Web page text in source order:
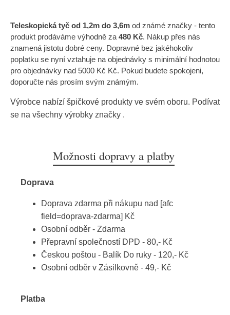
Teleskopická tyč od 1,2m do 3,6m od známé značky - tento
produkt prodáváme výhodně za 480 Kč. Nákup přes nás
znamená jistotu dobré ceny. Dopravné bez jakéhokoliv
poplatku se nyní vztahuje na objednávky s minimální hodnotou
pro objednávky nad 5000 Kč Kč. Pokud budete spokojeni,
doporučte nás prosím svým známým.
Výrobce nabízí špičkové produkty ve svém oboru. Podívat
se na všechny výrobky značky .
Možnosti dopravy a platby
Doprava
Doprava zdarma při nákupu nad [afc
field=doprava-zdarma] Kč
Osobní odběr - Zdarma
Přepravní společností DPD - 80,- Kč
Českou poštou - Balík Do ruky - 120,- Kč
Osobní odběr v Zásilkovně - 49,- Kč
Platba